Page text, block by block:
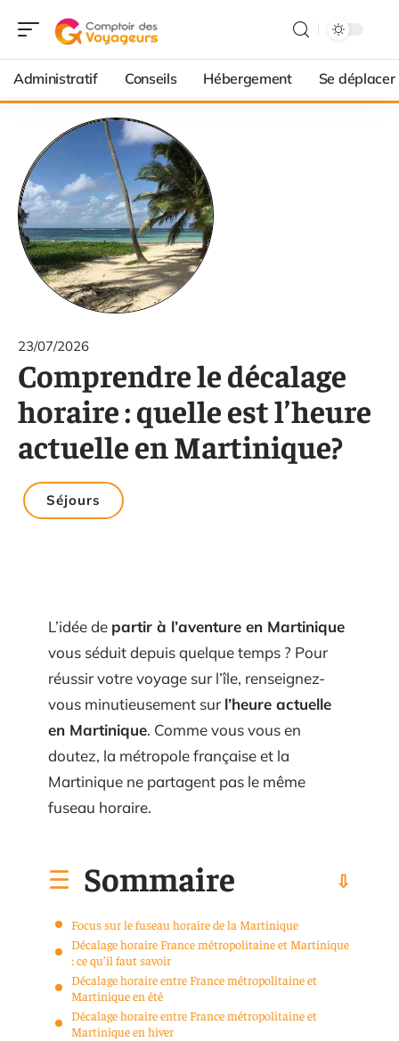
Administratif Conseils Hébergement Se déplacer
23/07/2026
Comprendre le décalage
horaire : quelle est l’heure
actuelle en Martinique?
Séjours
L’idée de partir à l’aventure en Martinique
vous séduit depuis quelque temps ? Pour
réussir votre voyage sur l’île, renseignez-
vous minutieusement sur l’heure actuelle
en Martinique. Comme vous vous en
doutez, la métropole française et la
Martinique ne partagent pas le même
fuseau horaire.
Sommaire
Focus sur le fuseau horaire de la Martinique
Décalage horaire France métropolitaine et Martinique
: ce qu’il faut savoir
Décalage horaire entre France métropolitaine et
Martinique en été
Décalage horaire entre France métropolitaine et
Martinique en hiver